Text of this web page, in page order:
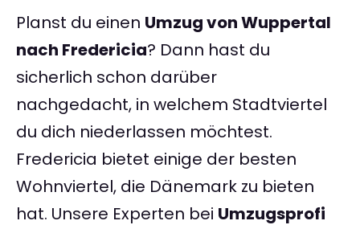
Planst du einen Umzug von Wuppertal
nach Fredericia? Dann hast du
sicherlich schon darüber
nachgedacht, in welchem Stadtviertel
du dich niederlassen möchtest.
Fredericia bietet einige der besten
Wohnviertel, die Dänemark zu bieten
hat. Unsere Experten bei Umzugsprofi